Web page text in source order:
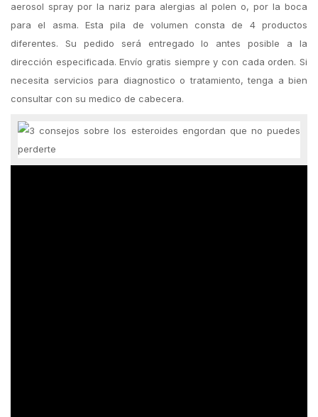
aerosol spray por la nariz para alergias al polen o, por la boca
para el asma. Esta pila de volumen consta de 4 productos
diferentes. Su pedido será entregado lo antes posible a la
dirección especificada. Envío gratis siempre y con cada orden. Si
necesita servicios para diagnostico o tratamiento, tenga a bien
consultar con su medico de cabecera.